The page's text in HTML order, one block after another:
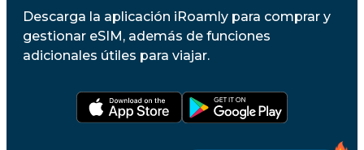
Descarga la aplicación iRoamly para comprar y
gestionar eSIM, además de funciones
adicionales útiles para viajar.